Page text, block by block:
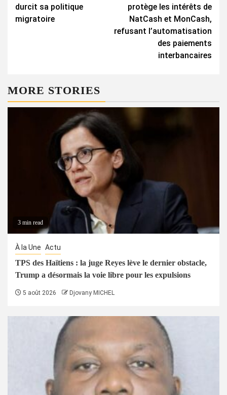
durcit sa politique
migratoire
protège les intérêts de
NatCash et MonCash,
refusant l’automatisation
des paiements
interbancaires
MORE STORIES
3 min read
À la Une Actu
TPS des Haïtiens : la juge Reyes lève le dernier obstacle,
Trump a désormais la voie libre pour les expulsions
5 août 2026 Djovany MICHEL